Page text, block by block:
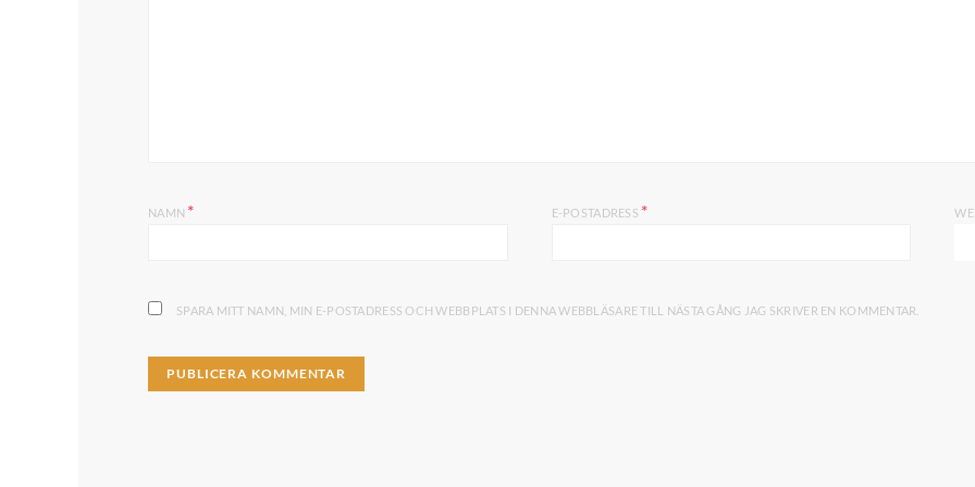
NAMN * E-POSTADRESS *
SPARA MITT NAMN, MIN E-POSTADRESS OCH WEBBPLATS I DENNA WEBBLÄSARE TILL NÄSTA GÅNG JAG SKRIVER EN KOMMENTAR.